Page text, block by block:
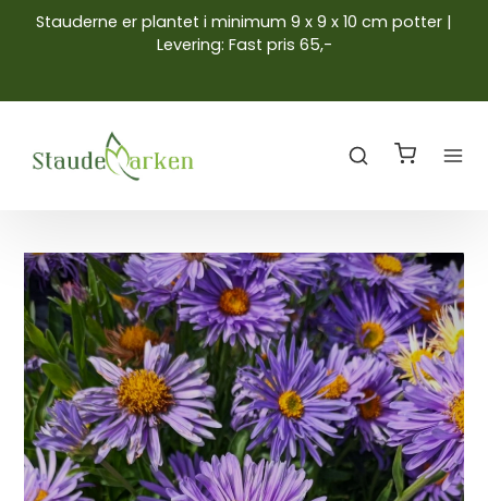
Stauderne er plantet i minimum 9 x 9 x 10 cm potter |
Levering: Fast pris 65,-